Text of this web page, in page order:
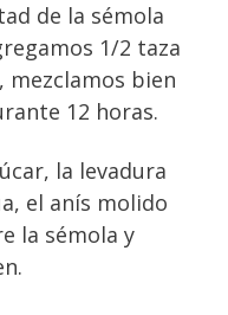
de la sémola
1/2 taza
mezclamos bien
12 horas.
la levadura
el anís molido
la sémola y